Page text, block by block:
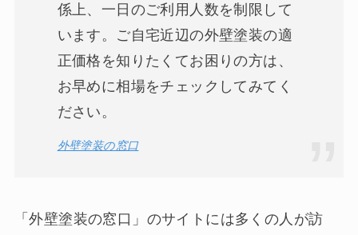
係上、一日のご利用人数を制限して
います。ご自宅近辺の外壁塗装の適
正価格を知りたくてお困りの方は、
お早めに相場をチェックしてみてく
ださい。
外壁塗装の窓口
「外壁塗装の窓口」のサイトには多くの人が訪